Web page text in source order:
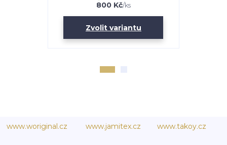
800 Kč/ks
Zvolit variantu
www.woriginal.cz www.jamitex.cz www.takoy.cz